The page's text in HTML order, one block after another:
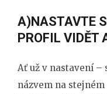
A)NASTAVTE
PROFIL VIDĚT
Ať už v nastavení –
názvem na